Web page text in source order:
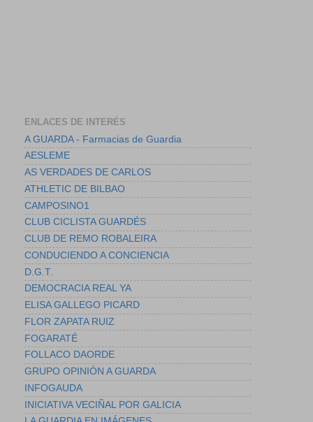
ENLACES DE INTERÉS
A GUARDA - Farmacias de Guardia
AESLEME
AS VERDADES DE CARLOS
ATHLETIC DE BILBAO
CAMPOSINO1
CLUB CICLISTA GUARDÉS
CLUB DE REMO ROBALEIRA
CONDUCIENDO A CONCIENCIA
D.G.T.
DEMOCRACIA REAL YA
ELISA GALLEGO PICARD
FLOR ZAPATA RUIZ
FOGARATÉ
FOLLACO DAORDE
GRUPO OPINIÓN A GUARDA
INFOGAUDA
INICIATIVA VECIÑAL POR GALICIA